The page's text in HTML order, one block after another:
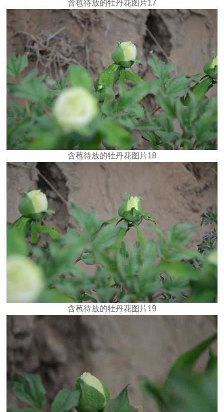
含苞待放的牡丹花图片17
含苞待放的牡丹花图片18
含苞待放的牡丹花图片19